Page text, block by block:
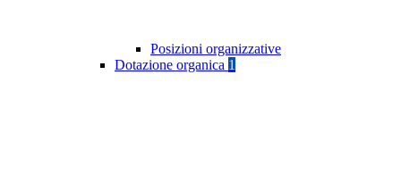
Posizioni organizzative
Dotazione organica 1